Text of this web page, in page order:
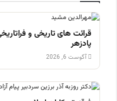
قرائت های تاریخی و
پادزهر
آگوست 6, 2026